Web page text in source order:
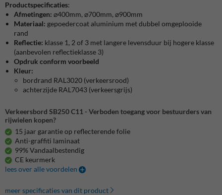
Productspecificaties:
Afmetingen: ⌀400mm, ⌀700mm, ⌀900mm
Materiaal: gepoedercoat aluminium met dubbel omgeplooide
rand
Reflectie: klasse 1, 2 of 3 met langere levensduur bij hogere klasse
(aanbevolen reflectieklasse 3)
Opdruk conform voorbeeld
Kleur:
bordrand RAL3020 (verkeersrood)
achterzijde RAL7043 (verkeersgrijs)
Verkeersbord SB250 C11 - Verboden toegang voor bestuurders van
rijwielen kopen?
15 jaar garantie op reflecterende folie
Anti-graffiti laminaat
99% Vandaalbestendig
CE keurmerk
lees over alle voordelen
meer specificaties van dit product